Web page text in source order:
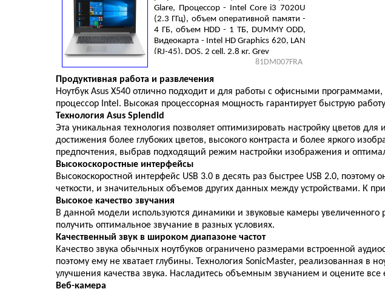
Glare, Процессор - Intel Core i3 7020U
(2.3 ГГц), объем оперативной памяти -
4 ГБ, объем HDD - 1 ТБ, DUMMY ODD,
Видеокарта - Intel HD Graphics 620, LAN
(RJ-45), DOS, 2 cell, 2.8 кг, Grey
81DM007FRA
Продуктивная работа и развлечения
Ноутбук Asus X540 отлично подходит и для работы с офисными
процессор Intel. Высокая процессорная мощность гарантирует быструю
Технология Asus Splendid
Эта уникальная технология позволяет оптимизировать настройку цветов
достижения более глубоких цветов, высокого контраста и более яркого
предпочтения, выбрав подходящий режим настройки изображения и
Высокоскоростные интерфейсы
Высокоскоростной интерфейс USB 3.0 в десять раз быстрее USB 2.0,
четкости, и значительных объемов других данных между устройствами. К
Высокое качество звучания
В данной модели используются динамики и звуковые камеры увеличенного
получить оптимальное звучание в разных условиях.
Качественный звук в широком диапазоне частот
Качество звука обычных ноутбуков ограничено размерами встроенной
поэтому ему не хватает глубины. Технология SonicMaster, реализованная в
улучшения качества звука. Насладитесь объемным звучанием и оцените
Веб-камера